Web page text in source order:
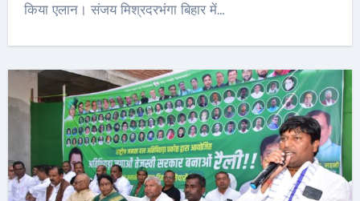
किया एलान। संजय मिश्रदरभंगा बिहार में…